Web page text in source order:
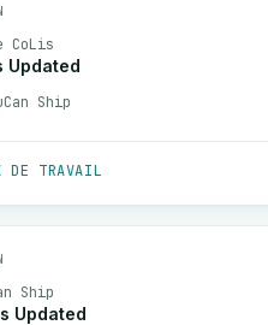
CoLis
Updated
Ship
DE TRAVAIL
Ship
Updated